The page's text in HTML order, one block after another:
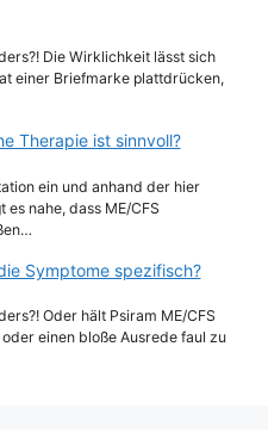
Die Wirklichkeit lässt sich
einer Briefmarke plattdrücken,
Therapie ist sinnvoll?
ein und anhand der hier
nahe, dass ME/CFS
die Symptome spezifisch?
Oder hält Psiram ME/CFS
einen bloße Ausrede faul zu